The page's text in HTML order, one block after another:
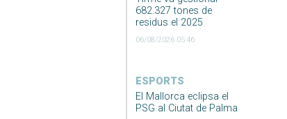
682.327 tones de
residus el 2025
06/08/2026 05:46
ESPORTS
El Mallorca eclipsa el
PSG al Ciutat de Palma